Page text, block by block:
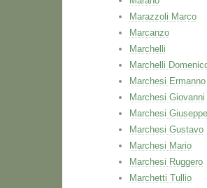
Marazzoli Marco
Marcanzo
Marchelli
Marchelli
Marchesi Ermanno
Marchesi Giovanni
Marchesi Giuseppe
Marchesi Gustavo
Marchesi Mario
Marchesi Ruggero
Marchetti Tullio